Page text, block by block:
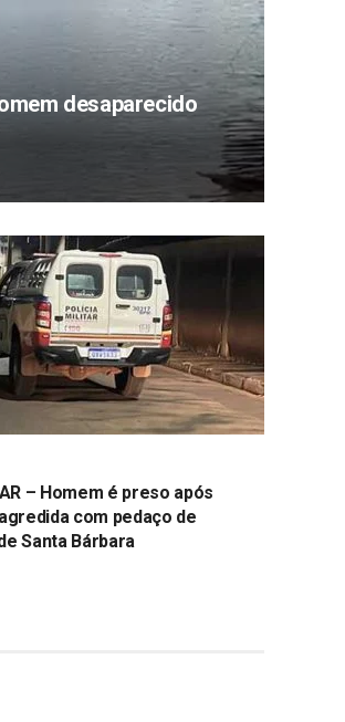
desaparecido
– Homem é preso após
com pedaço de
Santa Bárbara